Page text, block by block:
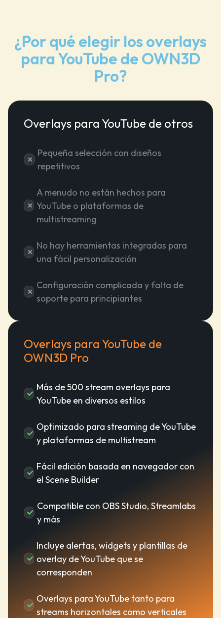
¿Por qué elegir los overlays
para YouTube de OWN3D
Pro?
Overlays para YouTube de otros
Pequeña selección con diseños
repetitivos
A menudo no están hechos para
YouTube o plataformas de
multistreaming
No hay herramientas integradas para
una fácil personalización
Configuración complicada y falta de
soporte para principiantes
Overlays para YouTube de
OWN3D Pro
Más de 500 stream overlays para
YouTube en diversos estilos
Optimizado para streaming de YouTube
y plataformas de multistream
Fácil edición basada en navegador con
el Scene Builder
Compatible con OBS Studio, Streamlabs
y más
Incluye alertas, widgets y plantillas de
overlay de YouTube que se
corresponden
Overlays para YouTube tanto para
streams horizontales como verticales